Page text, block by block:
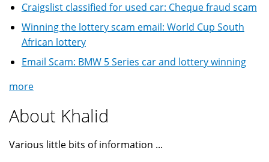
Craigslist classified for used car: Cheque fraud scam
Winning the lottery scam email: World Cup South
African lottery
Email Scam: BMW 5 Series car and lottery winning
more
About Khalid
Various little bits of information ...